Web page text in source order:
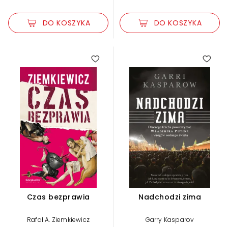
DO KOSZYKA DO KOSZYKA
3.65
Czas bezprawia
Rafał A. Ziemkiewicz
Nadchodzi zima
Garry Kasparov